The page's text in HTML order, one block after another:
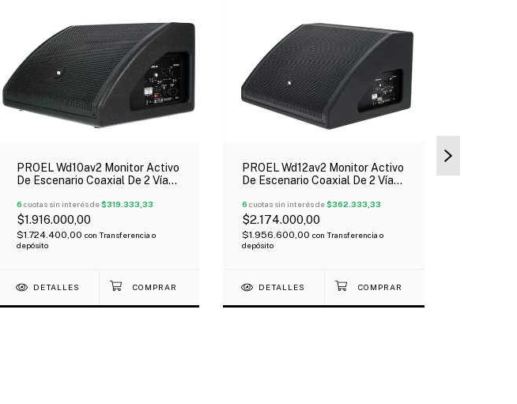
PROEL Wd10av2 Monitor Activo
De Escenario Coaxial De 2 Vías
6 cuotas sin interés de$319.333,33
$1.916.000,00
$1.724.400,00 con Transferencia o
depósito
DETALLES
PROEL Wd12av2 Monitor Activo
De Escenario Coaxial De 2 Vías
6 cuotas sin interés de$362.333,33
$2.174.000,00
$1.956.600,00 con Transferencia o
depósito
DETALLES